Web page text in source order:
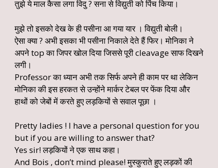
तुझे ये माल कैसा लगा विदु ? सना से विद्युती को पिंच किया।
मुझे तो इसको देख के ही पसीना आ गया यार । विद्युती बोली।
ऐसा क्या ? अभी इसका भी पसीना निकाले देते हैं फिर। मोनिका ने
अपने top का जिपर खोल दिया जिससे पूरी cleavage साफ दिखने
लगी।
Professor का ध्यान अभी तक सिर्फ अपने ही काम पर था लेकिन
मोनिका की इस हरकत से उन्होंने मार्कर टेबल पर फेंक दिया और
हाथों को जेबों में करते हुए लड़कियों से सवाल पूछा ।
Pretty ladies ! I have a personal question for you
but if you are willing to answer that?
Yes sir! लड़कियों ने एक साथ कहा।
And Bois , don’t mind please! मुस्कुराते हुए लड़कों की